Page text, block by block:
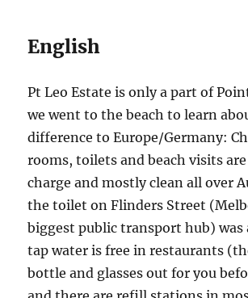
English
Pt Leo Estate is only a part of
we went to the beach to learn
difference to Europe/Germany:
rooms, toilets and beach visits
charge and mostly clean all over
the toilet on Flinders Street
biggest public transport hub) was
tap water is free in restaurants
bottle and glasses out for you